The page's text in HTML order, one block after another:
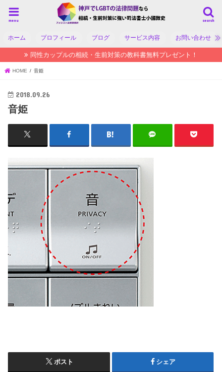
search
menu
ホーム プロフィール ブログ サービス内容 お問い合わせ
同性カップルの相続・生前対策の教科書無料プレゼント！
HOME 音姫
2018.09.26
音姫
ポスト シェア